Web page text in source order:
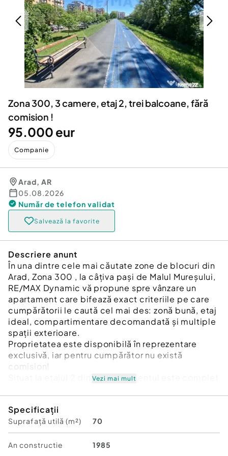
Servicii
Animale de companie
Afaceri și echipamente profesionale
Inchiriere Bunuri si Vehicule
Utilaje agricole si industriale
Piese auto si accesorii
Dacia Duster
Zona 300, 3 camere, etaj 2, trei balcoane, fără
comision !
95.000 eur
Companie
Arad, AR
05.08.2026
Număr de telefon validat
Salvează la favorite
Descriere anunt
În una dintre cele mai căutate zone de blocuri din
Arad, Zona 300 , la câțiva pași de Malul Mureșului,
RE/MAX Dynamic vă propune spre vânzare un
apartament care bifează exact criteriile pe care
cumpărătorii le caută cel mai des: zonă bună, etaj
ideal, compartimentare decomandată și multiple
spații exterioare.
Proprietatea este disponibilă în reprezentare
exclusivă, iar pentru cumpărător nu există
comision!
Situat la etajul 2 din 4, apartamentul este complet
apartament cu potențial real de amenajare
modernă.
Punctul forte?
- Nu are unul, nu are două… ci TREI balcoane — un
Vezi mai mult
Specificații
Suprafață utilă (m²) 70
An constructie 1985